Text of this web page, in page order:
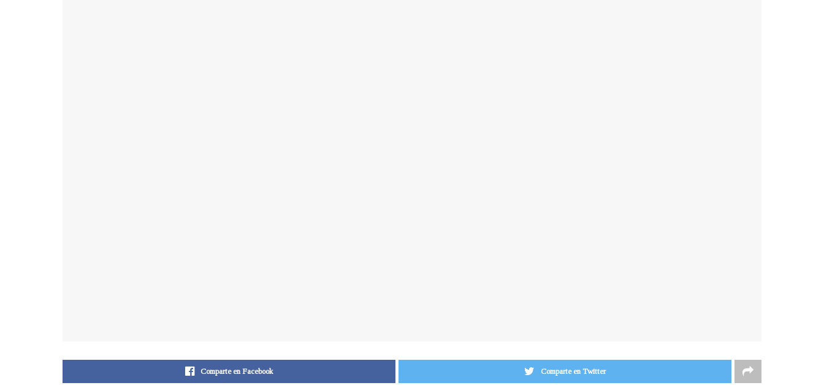
Comparte en Facebook Comparte en Twitter